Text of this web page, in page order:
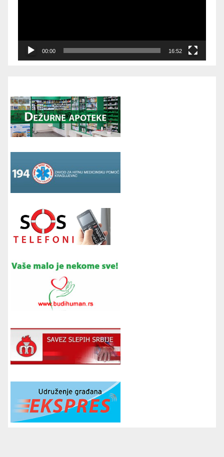
00:00 16:52